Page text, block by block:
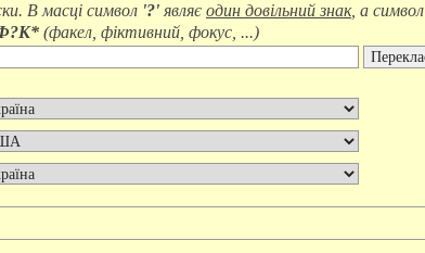
В масці символ '?' являє один довільний знак, а символ
(факел, фіктивний, фокус, ...)